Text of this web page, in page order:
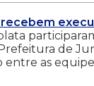
de
as